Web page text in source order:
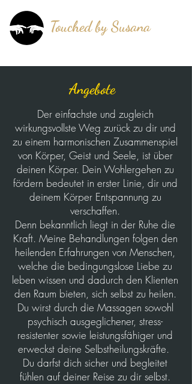
Touched by Susana
Angebote
Der einfachste und zugleich
wirkungsvollste Weg zurück zu dir und
zu einem harmonischen Zusammenspiel
von Körper, Geist und Seele, ist über
deinen Körper. Dein Wohlergehen zu
fördern bedeutet in erster Linie, dir und
deinem Körper Entspannung zu
verschaffen.
Denn bekanntlich liegt in der Ruhe die
Kraft. Meine Behandlungen folgen den
heilenden Erfahrungen von Menschen,
welche die bedingungslose Liebe zu
leben wissen und dadurch den Klienten
den Raum bieten, sich selbst zu heilen.
Du wirst durch die Massagen sowohl
psychisch ausgeglichener, stress-
resistenter sowie leistungsfähiger und
erweckst deine Selbstheilungskräfte.
Du darfst dich sicher und begleitet
fühlen auf deiner Reise zu dir selbst.